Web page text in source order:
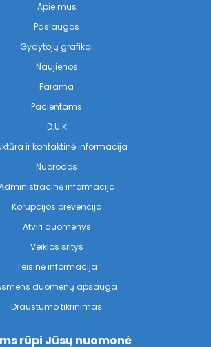
Apie mus
Paslaugos
Gydytojų grafikai
Naujienos
Parama
Pacientams
D.U.K
ir kontaktinė informacija
Nuorodos
informacija
Korupcijos prevencija
Atviri duomenys
Veiklos sritys
Teisinė informacija
duomenų apsauga
Draustumo tikrinimas
rūpi Jūsų nuomonė